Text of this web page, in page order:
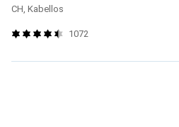
CH, Kabellos
1072